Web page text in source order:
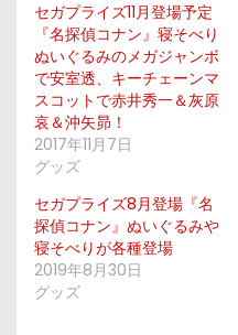
セガプライズ11月登場予定
『名探偵コナン』寝そべり
ぬいぐるみのメガジャンボ
で安室透、キーチェーンマ
スコットで赤井秀一＆灰原
哀＆沖矢昴！
2017年11月7日
グッズ
セガプライズ8月登場『名
探偵コナン』ぬいぐるみや
寝そべりが各種登場
2019年8月30日
グッズ